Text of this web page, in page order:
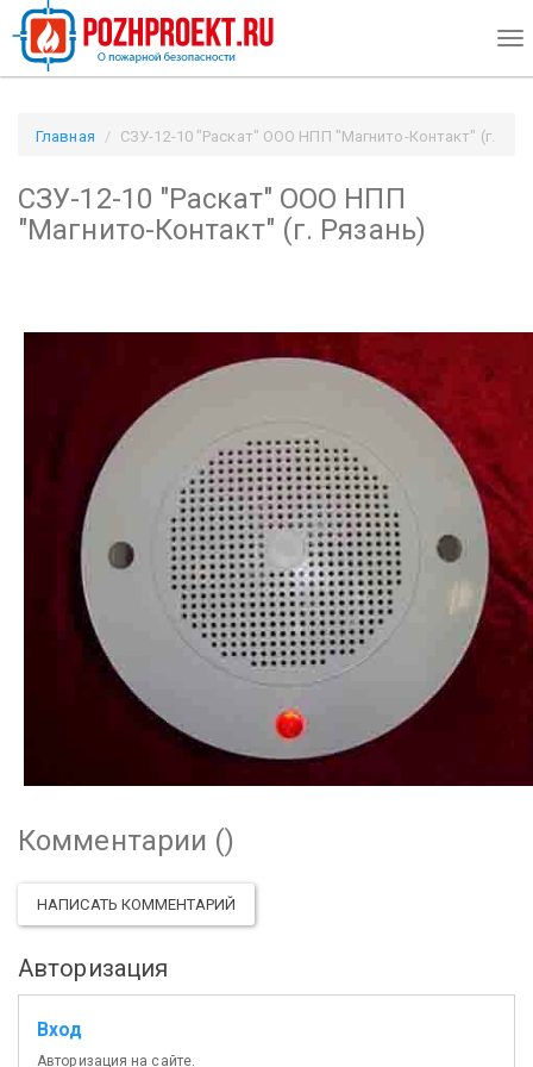
Главная
СЗУ-12-10 "Раскат" ООО НПП "Магнито-Контакт" (г.
СЗУ-12-10 "Раскат" ООО НПП
"Магнито-Контакт" (г. Рязань)
Комментарии ()
НАПИСАТЬ КОММЕНТАРИЙ
Авторизация
Вход
Авторизация на сайте.